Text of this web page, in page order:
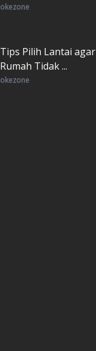
okezone
Tips Pilih Lantai agar
Rumah Tidak ...
okezone